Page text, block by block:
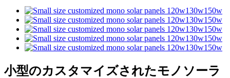
小型のカスタマイズされたモノソーラ